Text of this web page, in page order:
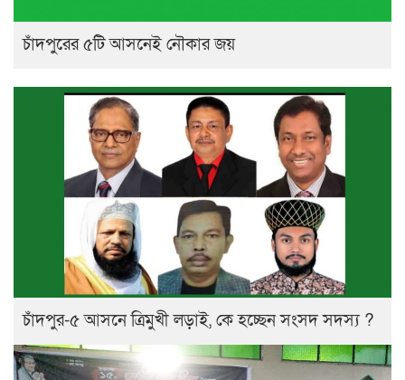
চাঁদপুরের ৫টি আসনেই নৌকার জয়
চাঁদপুর-৫ আসনে ত্রিমুখী লড়াই, কে হচ্ছেন সংসদ সদস্য ?